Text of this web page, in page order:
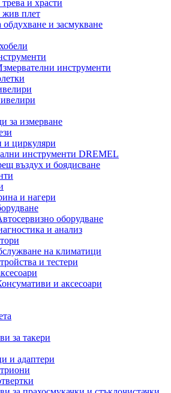
и храсти
плет
и засмукване
инструменти
за измерване
циркуляри
инструменти DREMEL
въздух и боядисване
и нагери
оборудване
и анализ
на климатици
и тестери
и аксесоари
за такери
и адаптери